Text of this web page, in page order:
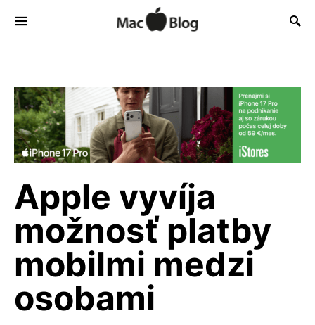
Apple vyvíja
možnosť platby
mobilmi medzi
osobami